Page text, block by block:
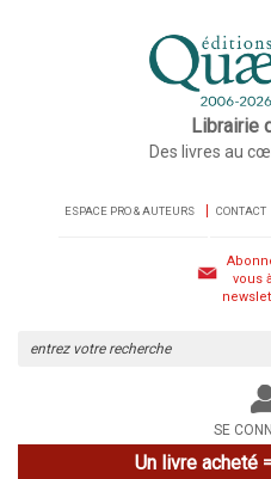
Librairie
Des livres au
ESPACE PRO & AUTEURS CONTACT
vous
SE
Un livre acheté